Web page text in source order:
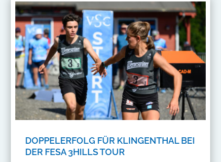
DOPPELERFOLG FÜR KLINGENTHAL BEI
DER FESA 3HILLS TOUR